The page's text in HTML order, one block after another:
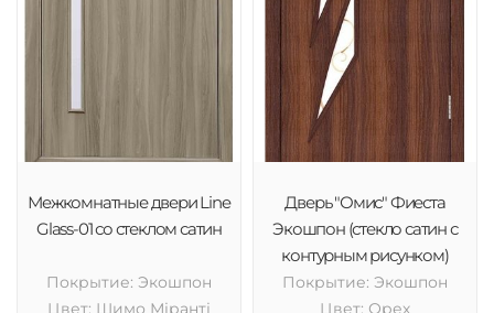
Межкомнатные двери Line
Glass-01 со стеклом сатин
Покрытие: Экошпон
Цвет: Шимо Міранті
Дверь "Омис" Фиеста
Экошпон (стекло сатин с
контурным рисунком)
Покрытие: Экошпон
Цвет: Орех